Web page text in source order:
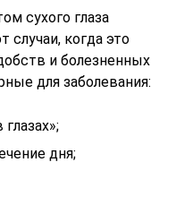
сухого глаза
случаи, когда это
и болезненных
для заболевания:
дня;